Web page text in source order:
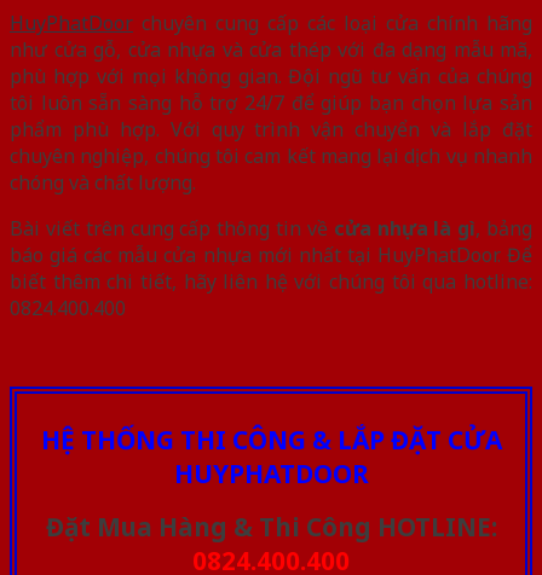
HuyPhatDoor chuyên cung cấp các loại cửa chính hãng
như cửa gỗ, cửa nhựa và cửa thép với đa dạng mẫu mã,
phù hợp với mọi không gian. Đội ngũ tư vấn của chúng
tôi luôn sẵn sàng hỗ trợ 24/7 để giúp bạn chọn lựa sản
phẩm phù hợp. Với quy trình vận chuyển và lắp đặt
chuyên nghiệp, chúng tôi cam kết mang lại dịch vụ nhanh
chóng và chất lượng.
Bài viết trên cung cấp thông tin về cửa nhựa là gì, bảng
báo giá các mẫu cửa nhựa mới nhất tại HuyPhatDoor. Để
biết thêm chi tiết, hãy liên hệ với chúng tôi qua hotline:
0824.400.400
HỆ THỐNG THI CÔNG & LẮP ĐẶT CỬA
HUYPHATDOOR
Đặt Mua Hàng & Thi Công HOTLINE:
0824.400.400